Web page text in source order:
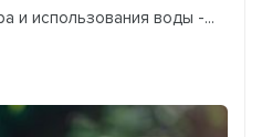
и использования воды -...